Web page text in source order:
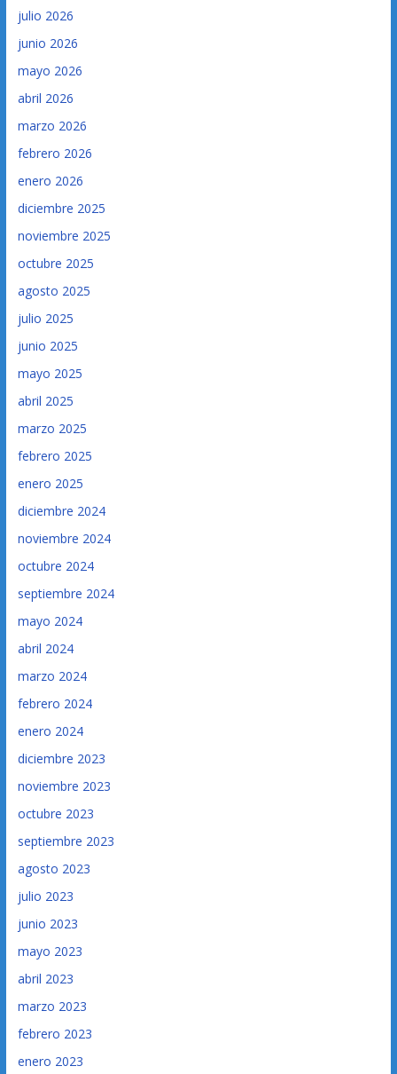
julio 2026
junio 2026
mayo 2026
abril 2026
marzo 2026
febrero 2026
enero 2026
diciembre 2025
noviembre 2025
octubre 2025
agosto 2025
julio 2025
junio 2025
mayo 2025
abril 2025
marzo 2025
febrero 2025
enero 2025
diciembre 2024
noviembre 2024
octubre 2024
septiembre 2024
mayo 2024
abril 2024
marzo 2024
febrero 2024
enero 2024
diciembre 2023
noviembre 2023
octubre 2023
septiembre 2023
agosto 2023
julio 2023
junio 2023
mayo 2023
abril 2023
marzo 2023
febrero 2023
enero 2023